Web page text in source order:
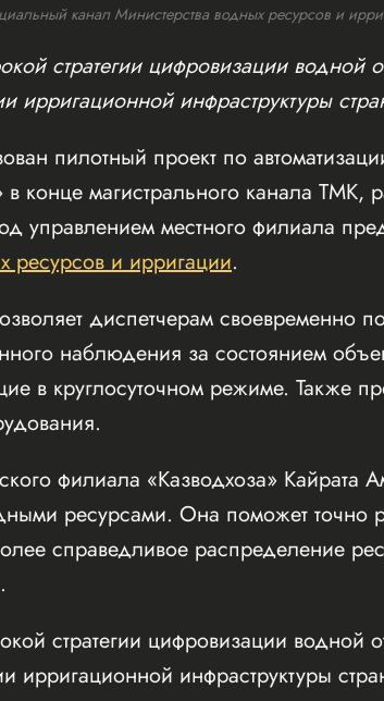
канал Министерства водных ресурсов и
стратегии цифровизации водной
инфраструктуры
пилотный проект по
в конце магистрального канала
управлением местного филиала
ресурсов и ирригации.
диспетчерам своевременно
наблюдения за состоянием
в круглосуточном режиме. Также
филиала «Казводхоза» Кайрата
ресурсами. Она поможет точно
справедливое распределение
стратегии цифровизации водной
инфраструктуры